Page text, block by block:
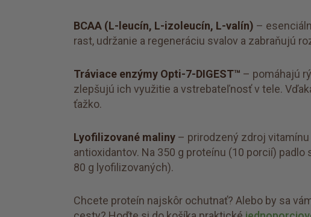
BCAA (L-leucín, L-izoleucín, L-valín) –
rast, udržanie a regeneráciu svalov a zabraňujú
Tráviace enzýmy Opti-7-DIGEST™ – pomáhajú
zlepšujú ich využitie a vstrebateľnosť v tele.
ťažko.
Lyofilizované maliny – prirodzený zdroj vitamínu
antioxidantov. Na 350 g proteínu (10 porcií)
80 g lyofilizovaných).
Chcete proteín najskôr ochutnať? Alebo by sa